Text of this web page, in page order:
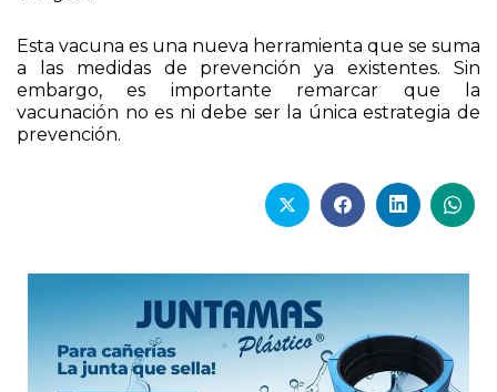
Esta vacuna es una nueva herramienta que se suma
a las medidas de prevención ya existentes. Sin
embargo, es importante remarcar que la
vacunación no es ni debe ser la única estrategia de
prevención.